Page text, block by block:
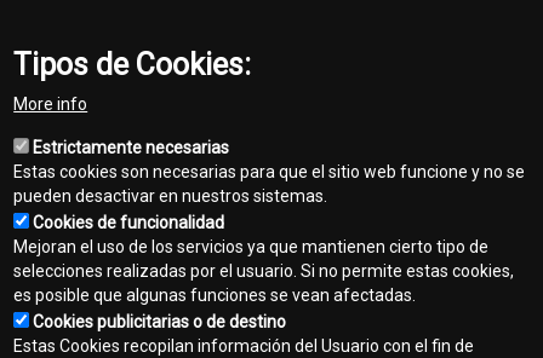
Share
Facebook
Contacto
Tipos de Cookies:
More info
Estrictamente necesarias
Estas cookies son necesarias para que el sitio web funcione y no se
pueden desactivar en nuestros sistemas.
Cookies de funcionalidad
Mejoran el uso de los servicios ya que mantienen cierto tipo de
selecciones realizadas por el usuario. Si no permite estas cookies,
es posible que algunas funciones se vean afectadas.
Cookies publicitarias o de destino
Estas Cookies recopilan información del Usuario con el fin de